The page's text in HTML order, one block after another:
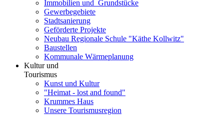
Immobilien und ­ Grundstücke
Gewerbegebiete
Stadtsanierung
Geförderte Projekte
Neubau Regionale Schule "Käthe Kollwitz"
Baustellen
Kommunale Wärmeplanung
Kultur und
Tourismus
Kunst und Kultur
"Heimat - lost and found"
Krummes Haus
Unsere Tourismusregion